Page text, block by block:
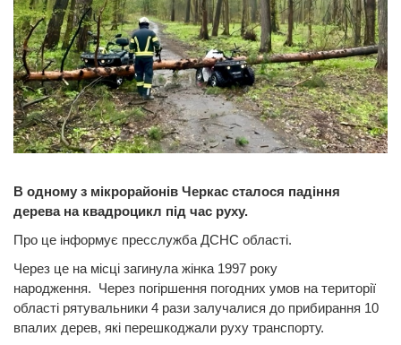
В одному з мікрорайонів Черкас сталося падіння
дерева на квадроцикл під час руху.
Про це інформує пресслужба ДСНС області.
Через це на місці загинула жінка 1997 року
народження. Через погіршення погодних умов на території
області рятувальники 4 рази залучалися до прибирання 10
впалих дерев, які перешкоджали руху транспорту.